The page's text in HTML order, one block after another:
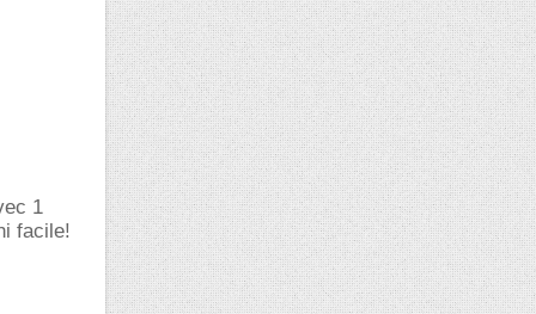
1
facile!